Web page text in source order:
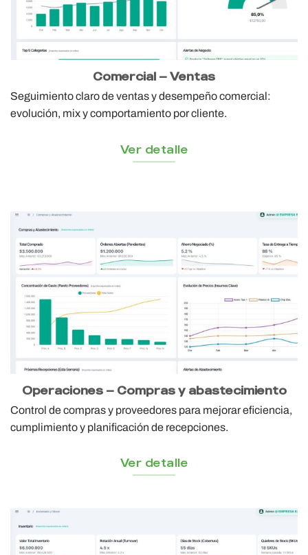
Comercial — Ventas
Seguimiento claro de ventas y desempeño comercial:
evolución, mix y comportamiento por cliente.
Ver detalle
Operaciones — Compras y abastecimiento
Control de compras y proveedores para mejorar eficiencia,
cumplimiento y planificación de recepciones.
Ver detalle